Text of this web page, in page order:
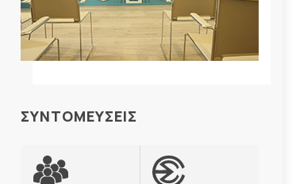
ΣΥΝΤΟΜΕΥΣΕΙΣ